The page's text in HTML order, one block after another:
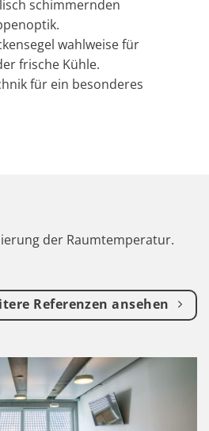
schimmernden
wahlweise für
frische Kühle.
für ein besonderes
der Raumtemperatur.
Referenzen ansehen